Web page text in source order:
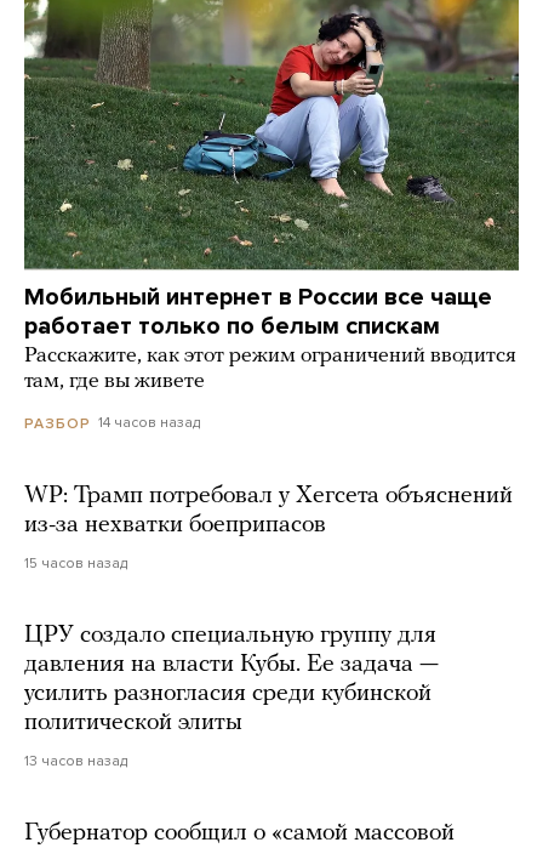
Мобильный интернет в России все чаще
работает только по белым спискам
Расскажите, как этот режим ограничений вводится
там, где вы живете
РАЗБОР 14 часов назад
WP: Трамп потребовал у Хегсета объяснений
из-за нехватки боеприпасов
15 часов назад
ЦРУ создало специальную группу для
давления на власти Кубы. Ее задача —
усилить разногласия среди кубинской
политической элиты
13 часов назад
Губернатор сообщил о «самой массовой